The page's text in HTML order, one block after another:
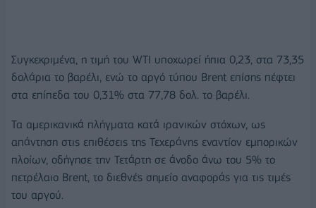
Συγκεκριμένα, η τιμή του WTI υποχωρεί ήπια 0,23, στα 73,35
δολάρια το βαρέλι, ενώ το αργό τύπου Brent επίσης πέφτει
στα επίπεδα του 0,31% στα 77,78 δολ. το βαρέλι.
Τα αμερικανικά πλήγματα κατά ιρανικών στόχων, ως
απάντηση στις επιθέσεις της Τεχεράνης εναντίον εμπορικών
πλοίων, οδήγησε την Τετάρτη σε άνοδο άνω του 5% το
πετρέλαιο Brent, το διεθνές σημείο αναφοράς για τις τιμές
του αργού.